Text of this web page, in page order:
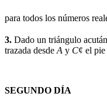
para todos los números
3. Dado un triángulo
trazada desde A y C¢ el pie
SEGUNDO DÍA